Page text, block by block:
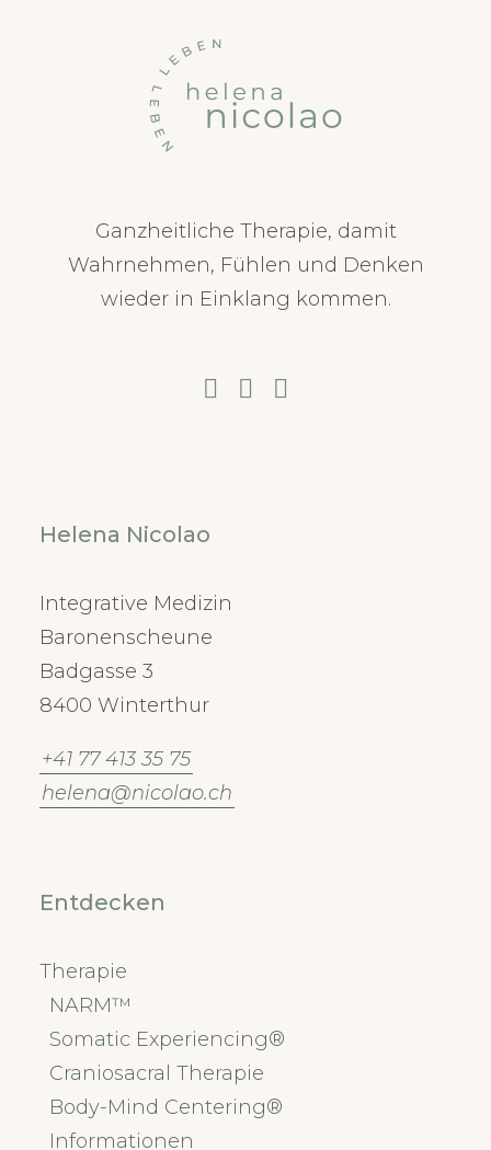
Ganzheitliche Therapie, damit
Wahrnehmen, Fühlen und Denken
wieder in Einklang kommen.
Helena Nicolao
Integrative Medizin
Baronenscheune
Badgasse 3
8400 Winterthur
+41 77 413 35 75
helena@nicolao.ch
Entdecken
Therapie
NARM™
Somatic Experiencing®
Craniosacral Therapie
Body-Mind Centering®
Informationen